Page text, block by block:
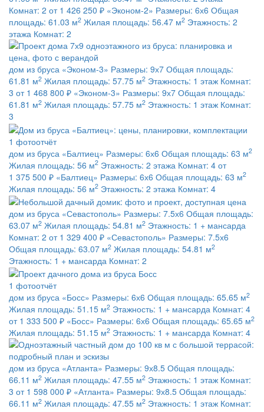
Комнат: 2 от 1 426 250 ₽ «Эконом-2» Размеры: 6х6 Общая
площадь: 61.03 м2 Жилая площадь: 56.47 м2 Этажность: 2
этажа Комнат: 2
дом из бруса «Эконом-3» Размеры: 9х7 Общая площадь:
61.81 м2 Жилая площадь: 57.75 м2 Этажность: 1 этаж Комнат:
3 от 1 468 800 ₽ «Эконом-3» Размеры: 9х7 Общая площадь:
61.81 м2 Жилая площадь: 57.75 м2 Этажность: 1 этаж Комнат:
3
1 фотоотчёт
дом из бруса «Балтиец» Размеры: 6х6 Общая площадь: 63 м2
Жилая площадь: 56 м2 Этажность: 2 этажа Комнат: 4 от
1 375 500 ₽ «Балтиец» Размеры: 6х6 Общая площадь: 63 м2
Жилая площадь: 56 м2 Этажность: 2 этажа Комнат: 4
дом из бруса «Севастополь» Размеры: 7.5х6 Общая площадь:
63.07 м2 Жилая площадь: 54.81 м2 Этажность: 1 + мансарда
Комнат: 2 от 1 329 400 ₽ «Севастополь» Размеры: 7.5х6
Общая площадь: 63.07 м2 Жилая площадь: 54.81 м2
Этажность: 1 + мансарда Комнат: 2
1 фотоотчёт
дом из бруса «Босс» Размеры: 6х6 Общая площадь: 65.65 м2
Жилая площадь: 51.15 м2 Этажность: 1 + мансарда Комнат: 4
от 1 333 500 ₽ «Босс» Размеры: 6х6 Общая площадь: 65.65 м2
Жилая площадь: 51.15 м2 Этажность: 1 + мансарда Комнат: 4
дом из бруса «Атланта» Размеры: 9х8.5 Общая площадь:
66.11 м2 Жилая площадь: 47.55 м2 Этажность: 1 этаж Комнат:
3 от 1 598 000 ₽ «Атланта» Размеры: 9х8.5 Общая площадь:
66.11 м2 Жилая площадь: 47.55 м2 Этажность: 1 этаж Комнат: